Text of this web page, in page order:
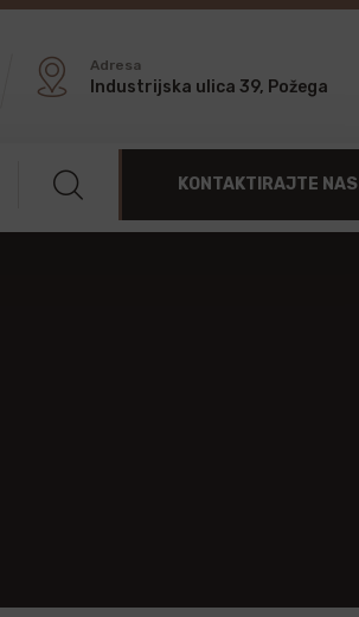
Adresa
Industrijska ulica 39, Požega
KONTAKTIRAJTE NAS